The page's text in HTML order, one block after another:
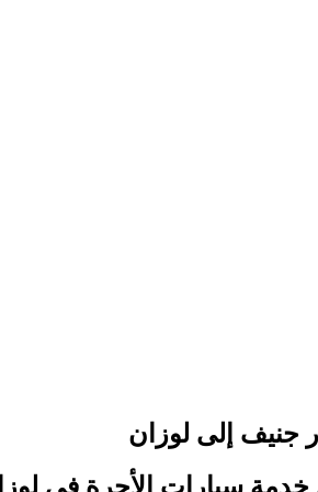
إلى لوزان
سيارات الأجرة في